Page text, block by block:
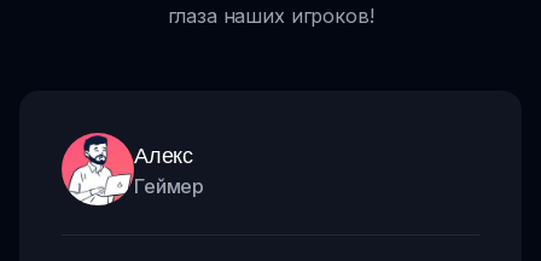
глаза наших игроков!
Алекс
Геймер